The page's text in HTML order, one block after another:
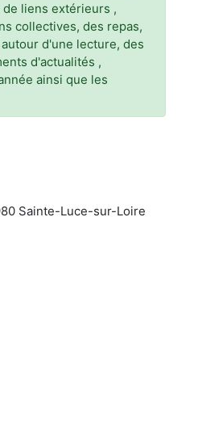
liens extérieurs ,
collectives, des repas,
d'une lecture, des
d'actualités ,
ainsi que les
Sainte-Luce-sur-Loire